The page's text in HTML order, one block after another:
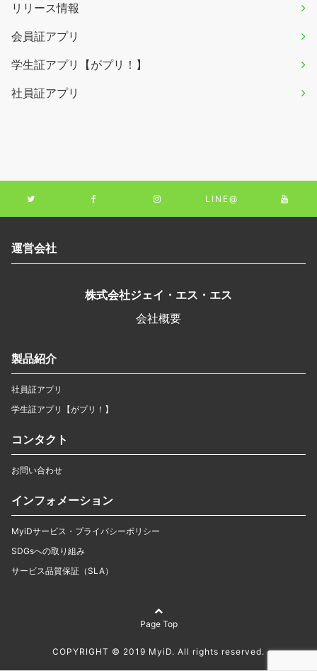
リリース情報
会員証アプリ
学生証アプリ【がプリ！】
社員証アプリ
LINE@
運営会社
株式会社ジェイ・エス・エス
会社概要
製品紹介
社員証アプリ
学生証アプリ【がプリ！】
コンタクト
お問い合わせ
インフォメーション
MyiDサービス・プライバシーポリシー
SDGsへの取り組み
サービス品質保証（SLA）
Page Top
COPYRIGHT © 2019 MyiD. All rights reserved.